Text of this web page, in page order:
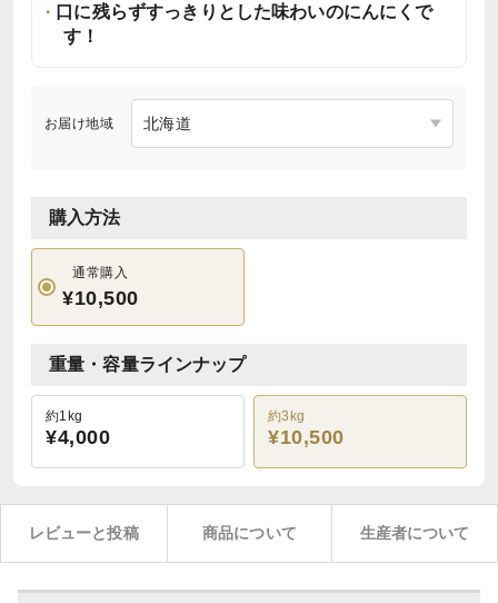
口に残らずすっきりとした味わいのにんにくで
す！
お届け地域
購入方法
通常購入
¥10,500
重量・容量ラインナップ
約1kg
¥4,000
約3kg
¥10,500
レビューと投稿 商品について 生産者について